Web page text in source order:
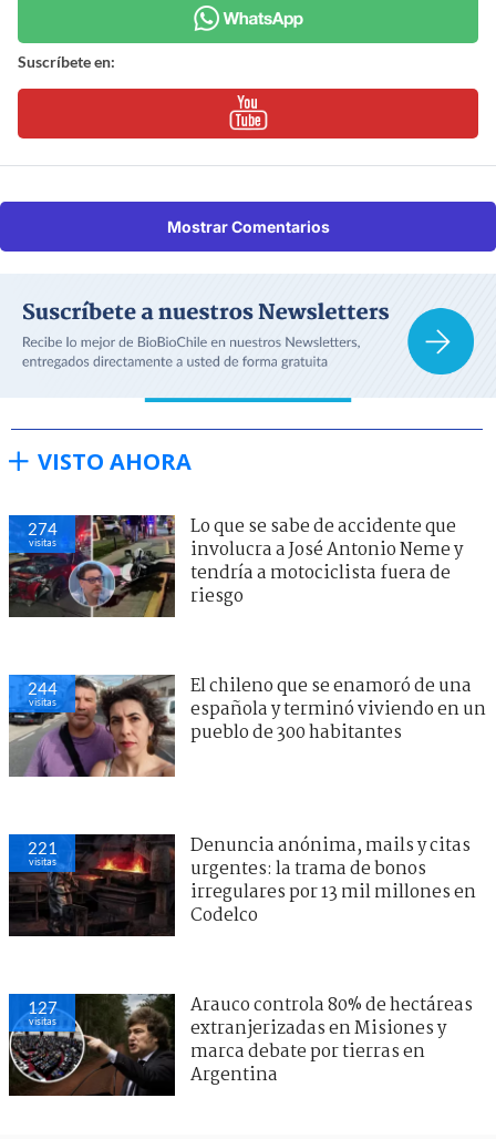
Suscríbete en:
Mostrar Comentarios
VISTO AHORA
274
visitas
Lo que se sabe de accidente que
involucra a José Antonio Neme y
tendría a motociclista fuera de
riesgo
244
visitas
El chileno que se enamoró de una
española y terminó viviendo en un
pueblo de 300 habitantes
221
visitas
Denuncia anónima, mails y citas
urgentes: la trama de bonos
irregulares por 13 mil millones en
Codelco
127
visitas
Arauco controla 80% de hectáreas
extranjerizadas en Misiones y
marca debate por tierras en
Argentina